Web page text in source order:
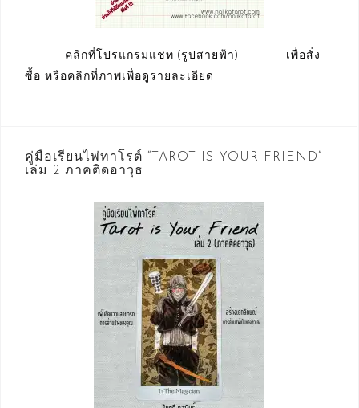
คลิกที่โปรแกรมแชท (รูปสายฟ้า) เพื่อสั่ง
ซื้อ หรือคลิกที่ภาพเพื่อดูรายละเอียด
คู่มือเรียนไพ่ทาโรต์ “TAROT IS YOUR FRIEND”
เล่ม 2 ภาคติดอาวุธ